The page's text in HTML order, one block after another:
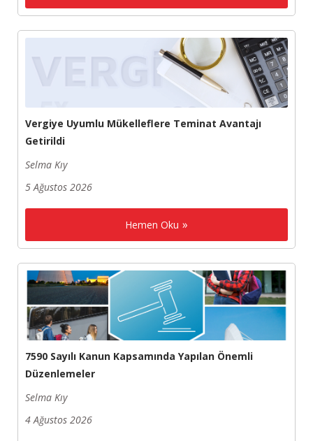
Vergiye Uyumlu Mükelleflere Teminat Avantajı
Getirildi
Selma Kıy
5 Ağustos 2026
Hemen Oku
7590 Sayılı Kanun Kapsamında Yapılan Önemli
Düzenlemeler
Selma Kıy
4 Ağustos 2026